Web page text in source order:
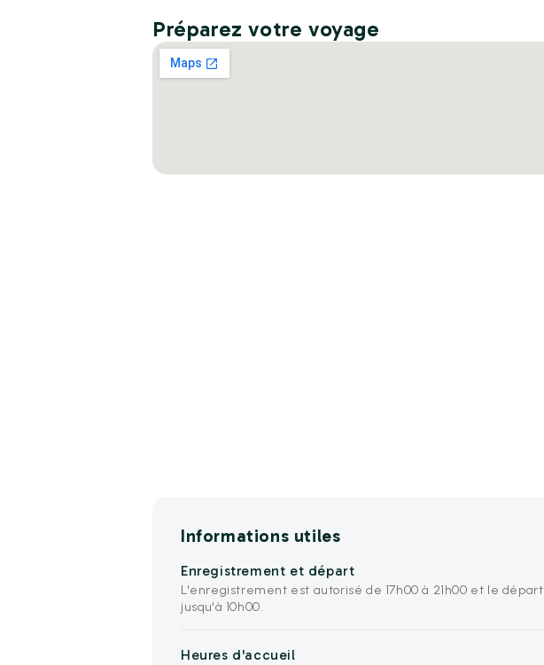
Préparez votre voyage
Informations utiles
Enregistrement et départ
L'enregistrement est autorisé de 17h00 à 21h00 et le départ
jusqu'à 10h00.
Heures d'accueil